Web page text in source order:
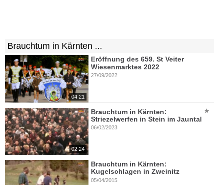
Brauchtum in Kärnten ...
04:21
Eröffnung des 659. St Veiter
Wiesenmarktes 2022
27/09/2022
02:24
Brauchtum in Kärnten:
Striezelwerfen in Stein im Jauntal
06/02/2023
Brauchtum in Kärnten:
Kugelschlagen in Zweinitz
05/04/2015